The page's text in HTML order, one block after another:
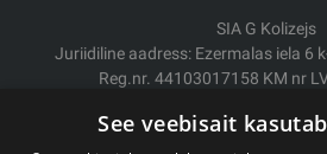
SIA G Kolizejs
Juriidiline aadress: Ezermalas iela 6
Reg.nr. 44103017158 KM nr
See veebisait